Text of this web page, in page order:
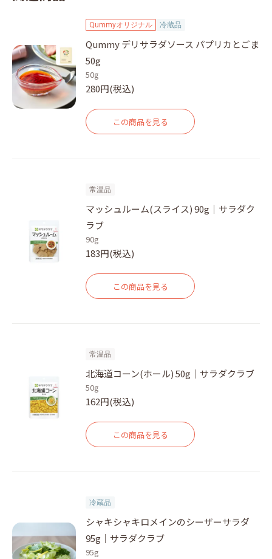
Qummyオリジナル 冷蔵品
Qummy デリサラダソース パプリカとごま
50g
50g
280円(税込)
この商品を見る
常温品
マッシュルーム(スライス) 90g｜サラダク
ラブ
90g
183円(税込)
この商品を見る
常温品
北海道コーン(ホール) 50g｜サラダクラブ
50g
162円(税込)
この商品を見る
冷蔵品
シャキシャキロメインのシーザーサラダ
95g｜サラダクラブ
95g